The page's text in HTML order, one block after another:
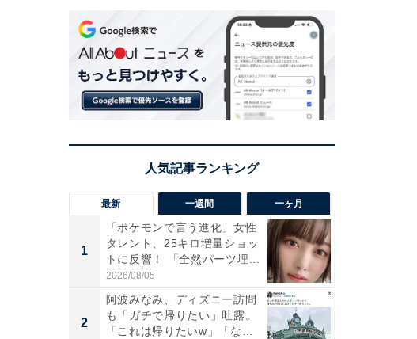
最新 一週間 一ヶ月
1
「ポケモンで言う進化」女性
タレント、25キロ増量ショッ
トに反響！ 「全然パーツ埋...
2026/08/05
2
阿波みなみ、ディズニー訪問
も「ガチで帰りたい」吐露。
「これは帰りたいw」「なん